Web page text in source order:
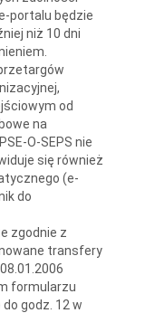
portalu będzie
niż 10 dni
od
na
O-SEPS nie
się również
(e-
do
zgodnie z
transfery
formularzu
godz. 12 w